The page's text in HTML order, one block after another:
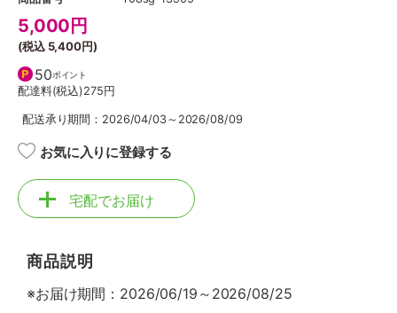
5,000 円
(税込 5,400円)
50ポイント
配達料(税込)275円
配送承り期間：2026/04/03～2026/08/09
お気に入りに登録する
宅配でお届け
商品説明
※お届け期間：2026/06/19～2026/08/25